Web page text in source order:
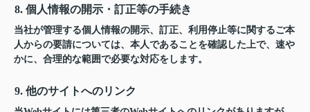
8. 個人情報の開示・訂正等の手続き
当社が管理する個人情報の開示、訂正、利用停止等に関するご本
人からの要請については、本人であることを確認した上で、速や
かに、合理的な範囲で必要な対応をします。
9. 他のサイトへのリンク